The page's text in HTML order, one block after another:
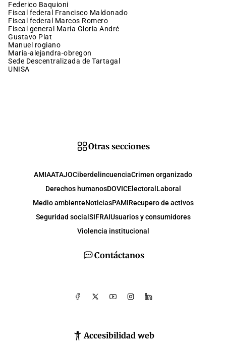
Federico Baquioni
fiscal federal Francisco Maldonado
fiscal federal Marcos Romero
fiscal general María Gloria André
Gustavo Plat
manuel rogiano
maria-alejandra-obregon
Sede Descentralizada de Tartagal
UNISA
Contáctanos
Accesibilidad web
Otras secciones
AMIAATAJOCiberdelincuenciaCrimen organizado
Derechos humanosDOVICElectoral Laboral
Medio ambienteNoticiasPAMIRecupero de activos
Seguridad social SIFRAIUsuarios y consumidores
Violencia institucional